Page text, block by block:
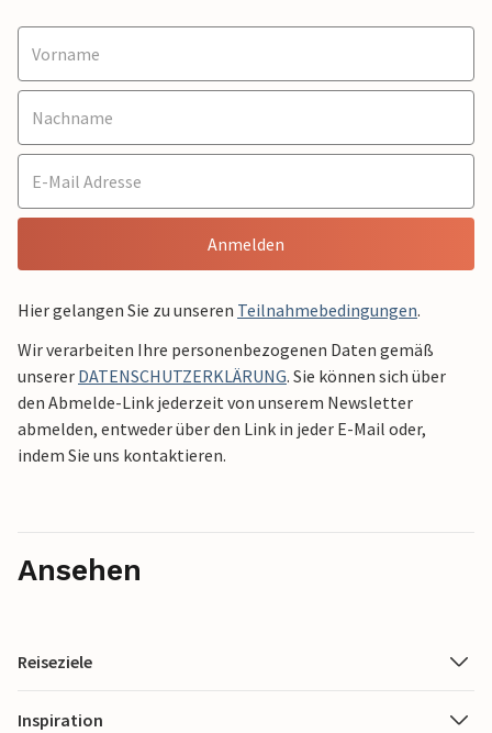
Anmelden
Hier gelangen Sie zu unseren Teilnahmebedingungen.
Wir verarbeiten Ihre personenbezogenen Daten gemäß
unserer DATENSCHUTZERKLÄRUNG. Sie können sich über
den Abmelde-Link jederzeit von unserem Newsletter
abmelden, entweder über den Link in jeder E-Mail oder,
indem Sie uns kontaktieren.
Ansehen
Reiseziele
Inspiration